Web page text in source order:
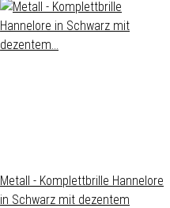
Metall - Komplettbrille Hannelore
in Schwarz mit dezentem